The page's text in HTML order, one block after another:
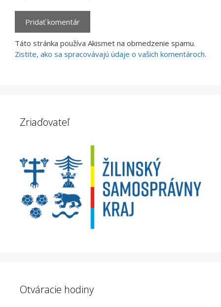
Táto stránka používa Akismet na obmedzenie spamu.
Zistite, ako sa spracovávajú údaje o vašich komentároch.
Zriaďovateľ
Otváracie hodiny